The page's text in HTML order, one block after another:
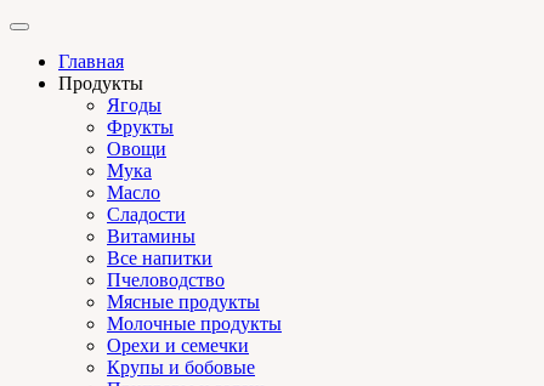
Главная
Продукты
Ягоды
Фрукты
Овощи
Мука
Масло
Сладости
Витамины
Все напитки
Пчеловодство
Мясные продукты
Молочные продукты
Орехи и семечки
Крупы и бобовые